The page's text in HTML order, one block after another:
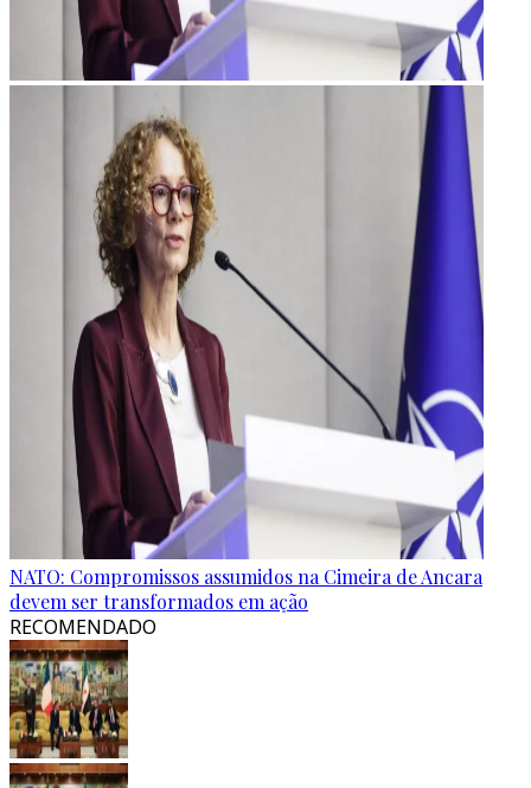
NATO: Compromissos assumidos na Cimeira de Ancara
devem ser transformados em ação
RECOMENDADO